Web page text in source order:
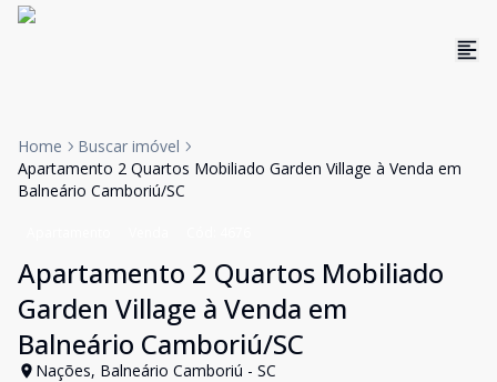
Home
Buscar imóvel
Apartamento 2 Quartos Mobiliado Garden Village à Venda em
Balneário Camboriú/SC
Apartamento 2 Quartos Mobiliado
Garden Village à Venda em
Balneário Camboriú/SC
Nações, Balneário Camboriú - SC